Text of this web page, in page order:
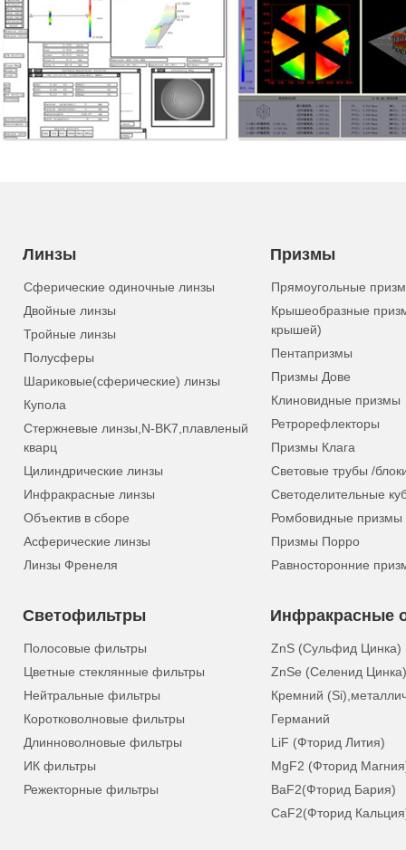
Линзы
Сферические одиночные линзы
Двойные линзы
Тройные линзы
Полусферы
Шариковые(сферические) линзы
Купола
Стержневые линзы,N-BK7,плавленый
кварц
Цилиндрические линзы
Инфракрасные линзы
Объектив в сборе
Асферические линзы
Линзы Френеля
Призмы
Прямоугольные
Крышеобразные
крышей)
Пентапризмы
Призмы Дове
Клиновидные призмы
Ретрорефлекторы
Призмы Клага
Световые трубы /
Светоделительные
Ромбовидные призмы
Призмы Порро
Равносторонние
Светофильтры
Полосовые фильтры
Цветные стеклянные фильтры
Нейтральные фильтры
Коротковолновые фильтры
Длинноволновые фильтры
ИК фильтры
Режекторные фильтры
Инфракрасные
ZnS (Сульфид Цинка)
ZnSe (Селенид Цинка)
Кремний
Германий
LiF (Фторид Лития)
MgF2 (Фторид
BaF2(Фторид Бария)
CaF2(Фторид